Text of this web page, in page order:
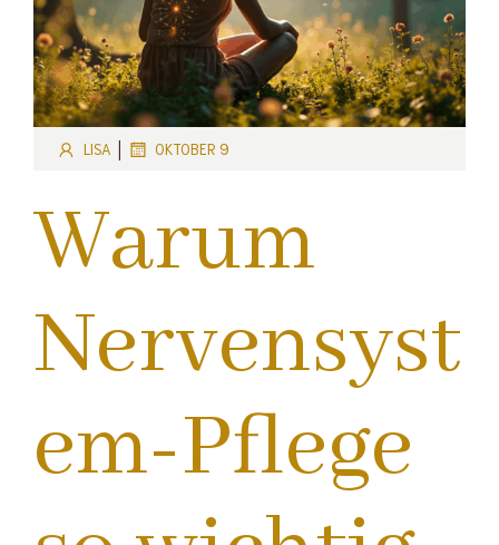
LISA | OKTOBER 9
Warum
Nervensyst
em-Pflege